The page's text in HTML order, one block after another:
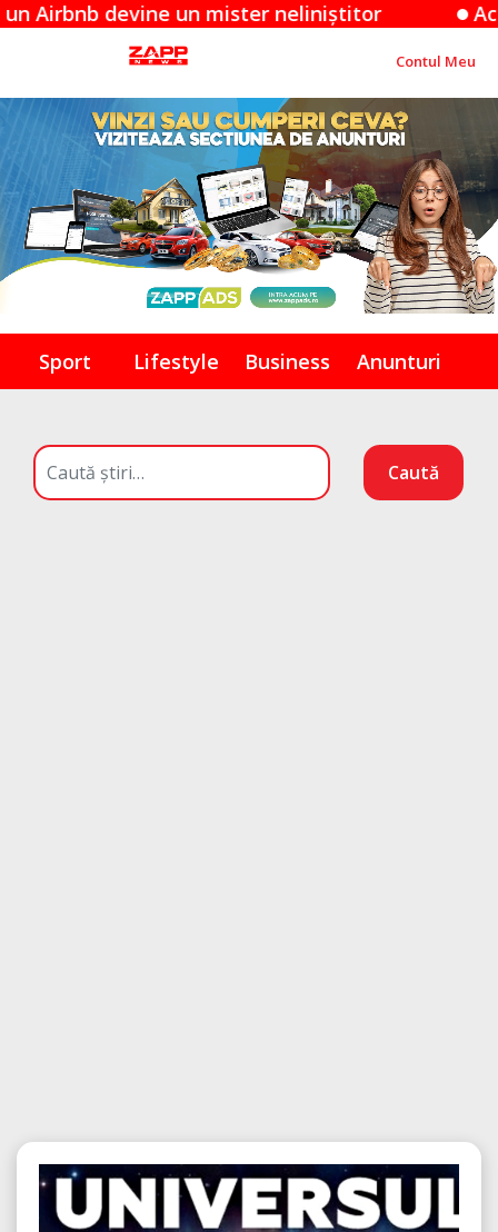
devine un mister neliniștitor
Contul Meu
Sport Lifestyle Business Anunturi
Caută